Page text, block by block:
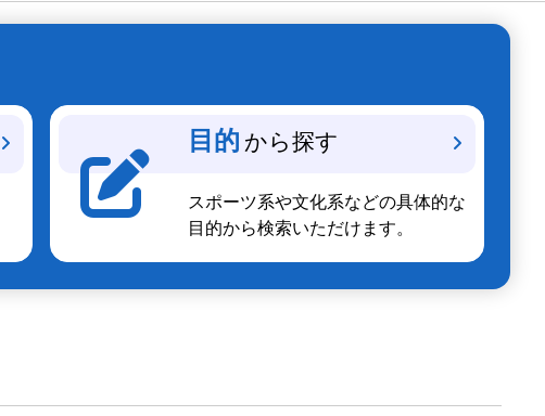
目的 から探す
スポーツ系や文化系などの具体的な
目的から検索いただけます。